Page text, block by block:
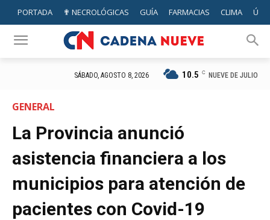
PORTADA ✟ NECROLÓGICAS GUÍA FARMACIAS CLIMA
SÁBADO, AGOSTO 8, 2026 10.5 C NUEVE DE JULIO
GENERAL
La Provincia anunció
asistencia financiera a los
municipios para atención de
pacientes con Covid-19